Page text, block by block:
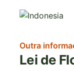
Imagem
Outra
Lei de